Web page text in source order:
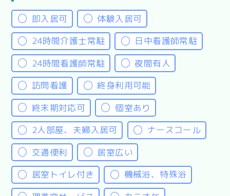
即入居可
体験入居可
24時間介護士常駐
日中看護師常駐
24時間看護師常駐
夜間有人
訪問看護
終身利用可能
終末期対応可
個室あり
2人部屋、夫婦入居可
ナースコール
交通便利
居室広い
居室トイレ付き
機械浴、特殊浴